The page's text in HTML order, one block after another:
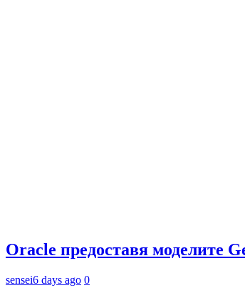
Oracle предоставя моделите
sensei6 days ago 0